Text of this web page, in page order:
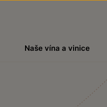
Naše vína a vinice